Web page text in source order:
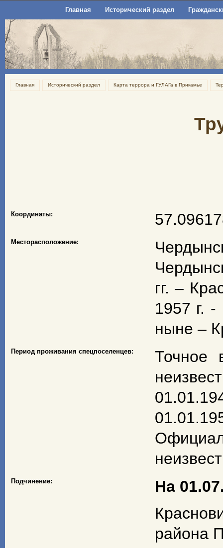
Главная Исторический раздел
Главная Исторический раздел Карта террора и ГУЛАГа в Прикамье
Координаты:
Месторасположение:
гг. –
1957 г.
ныне –
Период проживания спецпоселенцев:
Точное
Подчинение:
На
района